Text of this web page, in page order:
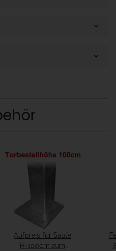
Aufpreis für Säule
H=100cm zum